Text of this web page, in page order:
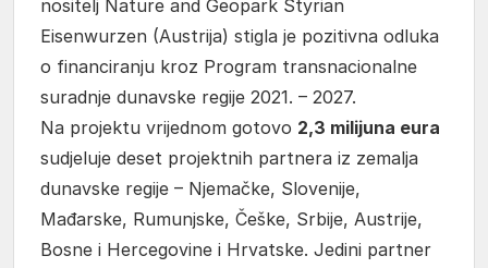
nositelj Nature and Geopark Styrian
Eisenwurzen (Austrija) stigla je pozitivna odluka
o financiranju kroz Program transnacionalne
suradnje dunavske regije 2021. – 2027.
Na projektu vrijednom gotovo 2,3 milijuna eura
sudjeluje deset projektnih partnera iz zemalja
dunavske regije – Njemačke, Slovenije,
Mađarske, Rumunjske, Češke, Srbije, Austrije,
Bosne i Hercegovine i Hrvatske. Jedini partner